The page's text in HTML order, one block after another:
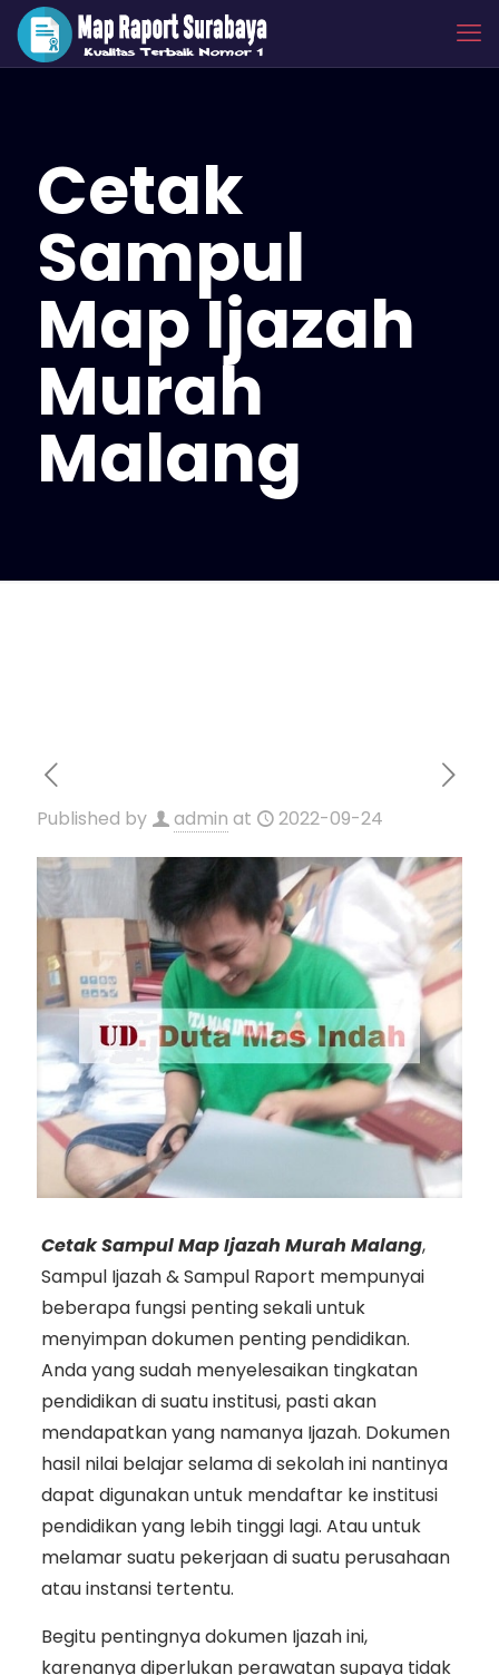
Cetak
Sampul
Map Ijazah
Murah
Malang
Published by admin at 2022-09-24
Cetak Sampul Map Ijazah Murah Malang,
Sampul Ijazah & Sampul Raport mempunyai
beberapa fungsi penting sekali untuk
menyimpan dokumen penting pendidikan.
Anda yang sudah menyelesaikan tingkatan
pendidikan di suatu institusi, pasti akan
mendapatkan yang namanya Ijazah. Dokumen
hasil nilai belajar selama di sekolah ini nantinya
dapat digunakan untuk mendaftar ke institusi
pendidikan yang lebih tinggi lagi. Atau untuk
melamar suatu pekerjaan di suatu perusahaan
atau instansi tertentu.
Begitu pentingnya dokumen Ijazah ini,
karenanya diperlukan perawatan supaya tidak